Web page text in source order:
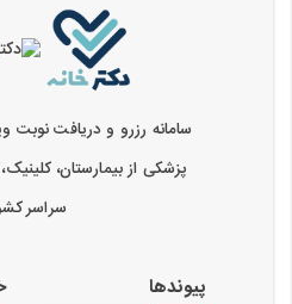
سامانه رزرو و دریافت نوبت
پزشکی از بیمارستان،
سراسر
پیوندها